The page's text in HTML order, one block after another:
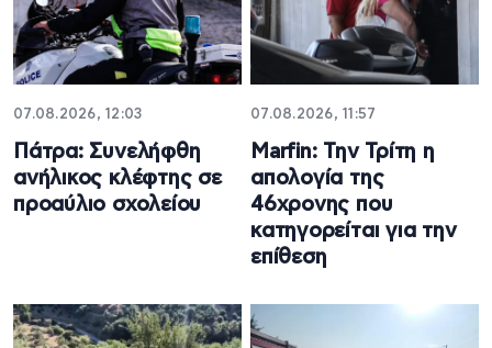
07.08.2026, 12:03
Πάτρα: Συνελήφθη
ανήλικος κλέφτης σε
προαύλιο σχολείου
07.08.2026, 11:57
Marfin: Την Τρίτη η
απολογία της
46χρονης που
κατηγορείται για την
επίθεση